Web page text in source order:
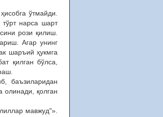
ўтмайди.
тўрт нарса шарт
рози қилиш.
Агар унинг
шаръий ҳукмга
қилган бўлса,
баъзиларидан
олинади, қолган
мавжуд"».